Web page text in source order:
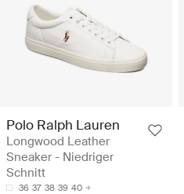
Polo Ralph Lauren
Longwood Leather
Sneaker - Niedriger
Schnitt
36 37 38 39 40